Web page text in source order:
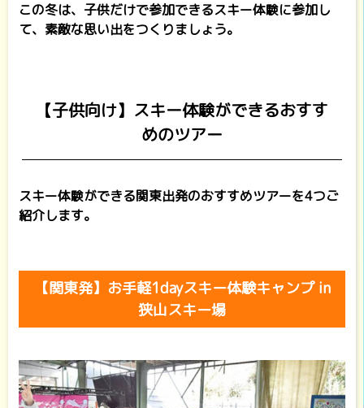
この冬は、子供だけで参加できるスキー体験に参加し
て、素敵な思い出をつくりましょう。
【子供向け】スキー体験ができるおすす
めのツアー
スキー体験ができる関東出発のおすすめツアーを4つご
紹介します。
【関東発】お手軽1dayスキー体験キャンプ in
狭山スキー場